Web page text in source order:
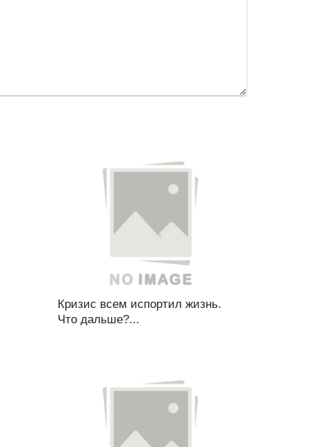
Кризис всем испортил жизнь.
Что дальше?...